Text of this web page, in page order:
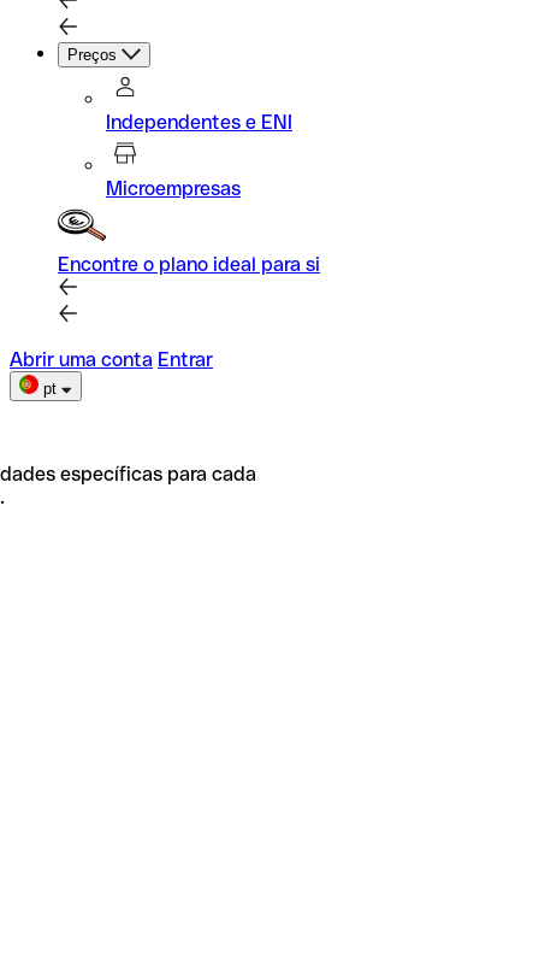
Preços
Independentes e ENI
Microempresas
Encontre o plano ideal para si
Abrir uma conta Entrar
pt
específicas para cada